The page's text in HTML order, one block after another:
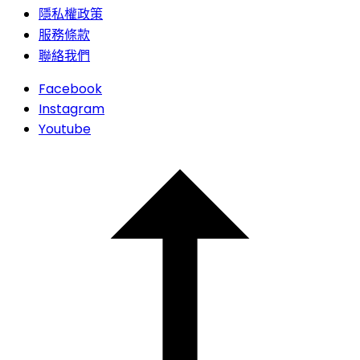
隱私權政策
服務條款
聯絡我們
Facebook
Instagram
Youtube